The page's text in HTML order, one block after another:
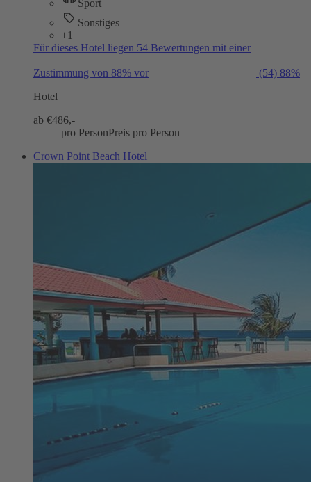
Sport
Sonstiges
+1
Für dieses Hotel liegen 54 Bewertungen mit einer
Zustimmung von 88% vor (54) 88%
Hotel
ab €486,-
pro PersonPreis pro Person
Crown Point Beach Hotel